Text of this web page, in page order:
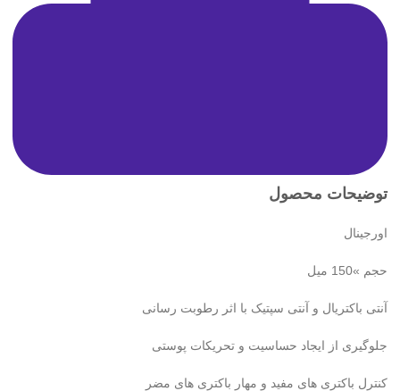
توضیحات محصول
اورجینال
حجم »150 میل
آنتی باکتریال و آنتی سپتیک با اثر رطوبت رسانی
جلوگیری از ایجاد حساسیت و تحریکات پوستی
کنترل باکتری های مفید و مهار باکتری های مضر